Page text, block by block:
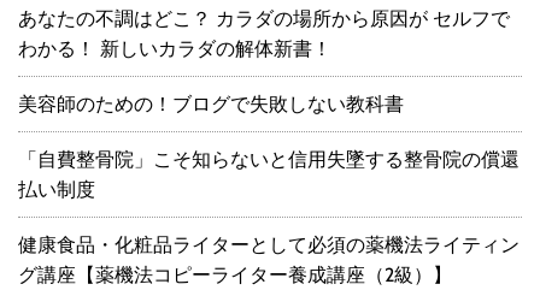
あなたの不調はどこ？ カラダの場所から原因が セルフで
わかる！ 新しいカラダの解体新書！
美容師のための！ブログで失敗しない教科書
「自費整骨院」こそ知らないと信用失墜する整骨院の償還
払い制度
健康食品・化粧品ライターとして必須の薬機法ライティン
グ講座【薬機法コピーライター養成講座（2級）】